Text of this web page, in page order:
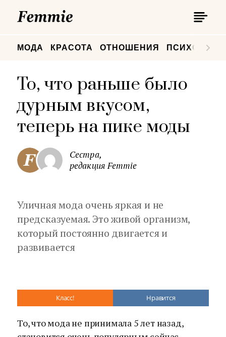
МОДА КРАСОТА ОТНОШЕНИЯ
То, что раньше было
дурным вкусом,
теперь на пике моды
Сестра,
редакция Femmie
Уличная мода очень яркая и не
предсказуемая. Это живой организм,
который постоянно двигается и
развивается
Класс! Нравится
То, что мода не принимала 5 лет назад,